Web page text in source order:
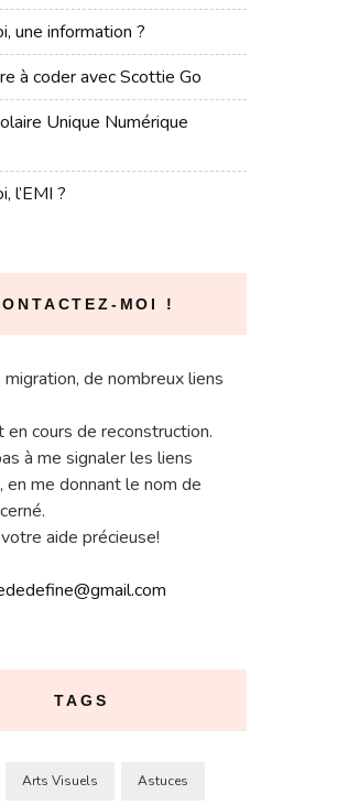
une information ?
à coder avec Scottie Go
Unique Numérique
l’EMI ?
MOI !
migration, de nombreux liens
cours de reconstruction.
à me signaler les liens
en me donnant le nom de
aide précieuse!
TAGS
Arts Visuels Astuces